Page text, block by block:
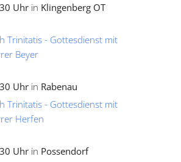
Uhr in Klingenberg OT
Trinitatis - Gottesdienst mit
Beyer
Uhr in Rabenau
Trinitatis - Gottesdienst mit
Herfen
Uhr in Possendorf